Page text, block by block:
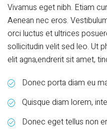
Vivamus eget nibh. Etiam
Aenean nec eros.
orci luctus et ultrices
sollicitudin velit sed leo. Ut
elit agna,endrerit sit amet,
Donec porta diam eu
Quisque diam lorem,
Donec eget tellus non